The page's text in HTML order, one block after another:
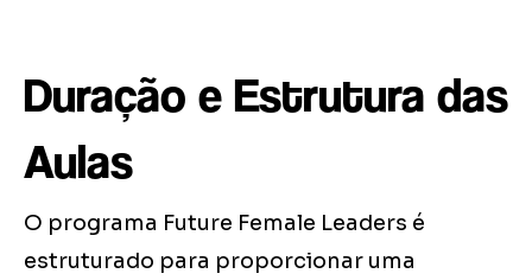
Duração e Estrutura das
Aulas
O programa Future Female Leaders é
estruturado para proporcionar uma